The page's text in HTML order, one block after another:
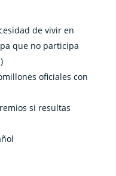
de vivir en
que no participa
oficiales con
si resultas